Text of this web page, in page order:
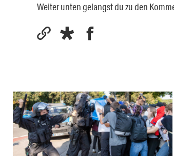
Weiter unten gelangst du zu den